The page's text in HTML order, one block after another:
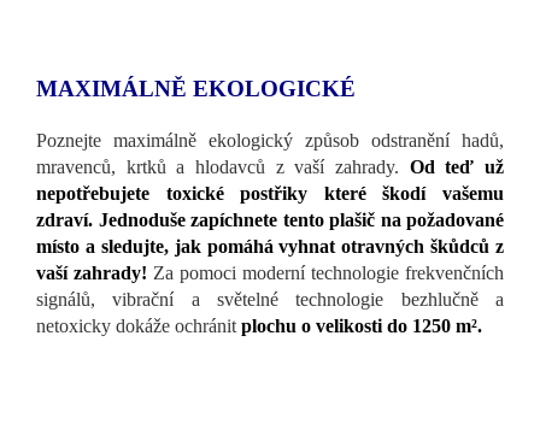
MAXIMÁLNĚ EKOLOGICKÉ
Poznejte maximálně ekologický způsob odstranění hadů,
mravenců, krtků a hlodavců z vaší zahrady. Od teď už
nepotřebujete toxické postřiky které škodí vašemu
zdraví. Jednoduše zapíchnete tento plašič na požadované
místo a sledujte, jak pomáhá vyhnat otravných škůdců z
vaší zahrady! Za pomoci moderní technologie frekvenčních
signálů, vibrační a světelné technologie bezhlučně a
netoxicky dokáže ochránit plochu o velikosti do 1250 m².